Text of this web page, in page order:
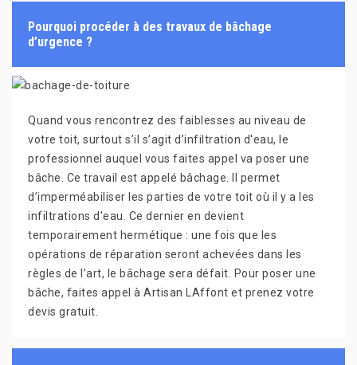
Pourquoi procéder à des travaux de bâchage
d’urgence ?
Quand vous rencontrez des faiblesses au niveau de
votre toit, surtout s’il s’agit d’infiltration d'eau, le
professionnel auquel vous faites appel va poser une
bâche. Ce travail est appelé bâchage. Il permet
d’imperméabiliser les parties de votre toit où il y a les
infiltrations d'eau. Ce dernier en devient
temporairement hermétique : une fois que les
opérations de réparation seront achevées dans les
règles de l’art, le bâchage sera défait. Pour poser une
bâche, faites appel à Artisan LAffont et prenez votre
devis gratuit.